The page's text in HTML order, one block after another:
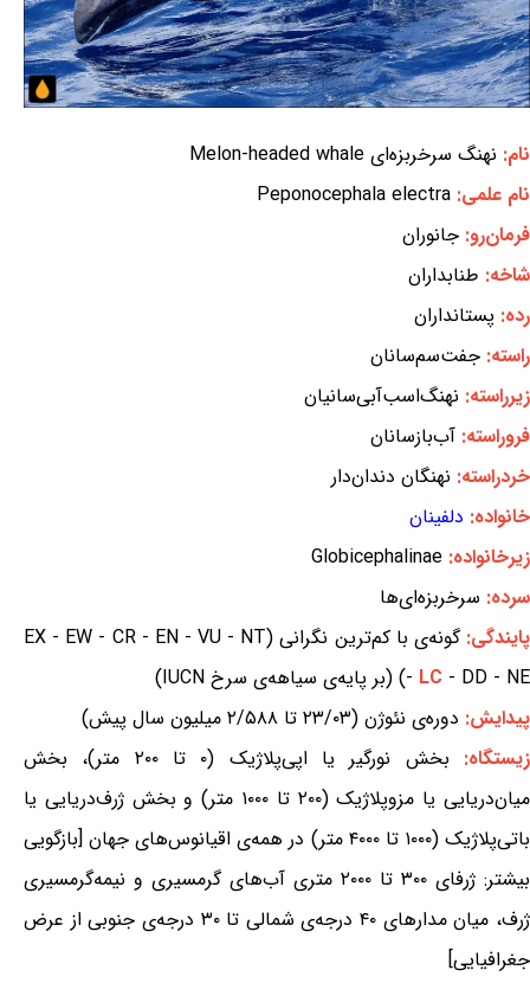
نام: نهنگ سرخربزه‌ای Melon-headed whale
نام علمی: Peponocephala electra
فرمان‌رو: جانوران
شاخه: طنابداران
رده: پستانداران
راسته: جفت‌سم‌سانان
زیرراسته: نهنگ‌اسب‌آبی‌سانیان
فروراسته: آب‌بازسانان
خردراسته: نهنگان دندان‌دار
خانواده: دلفینان
زیرخانواده: Globicephalinae
سرده: سرخربزه‌ای‌ها
پایندگی:
گونه‌ی با کم‌ترین نگرانی (EX - EW - CR - EN - VU - NT
- LC - DD - NE) (بر پایه‌ی سیاهه‌ی سرخ IUCN)
پیدایش: دوره‌ی نئوژن (۲۳/۰۳ تا ۲/۵۸۸ میلیون سال پیش)
زیستگاه:
بخش نورگیر یا اپی‌پلاژیک (۰ تا ۲۰۰ متر)، بخش
میان‌دریایی یا مزوپلاژیک (۲۰۰ تا ۱۰۰۰ متر) و بخش ژرف‌دریایی یا
باتی‌پلاژیک (۱۰۰۰ تا ۴۰۰۰ متر) در همه‌ی اقیانوس‌های جهان [بازگویی
بیشتر: ژرفای ۳۰۰ تا ۲۰۰۰ متری آب‌های گرمسیری و نیمه‌گرمسیری
ژرف، میان مدارهای ۴۰ درجه‌ی شمالی تا ۳۰ درجه‌ی جنوبی از عرض
جغرافیایی]